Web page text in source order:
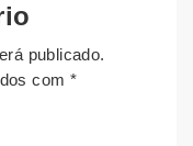
publicado.
com *